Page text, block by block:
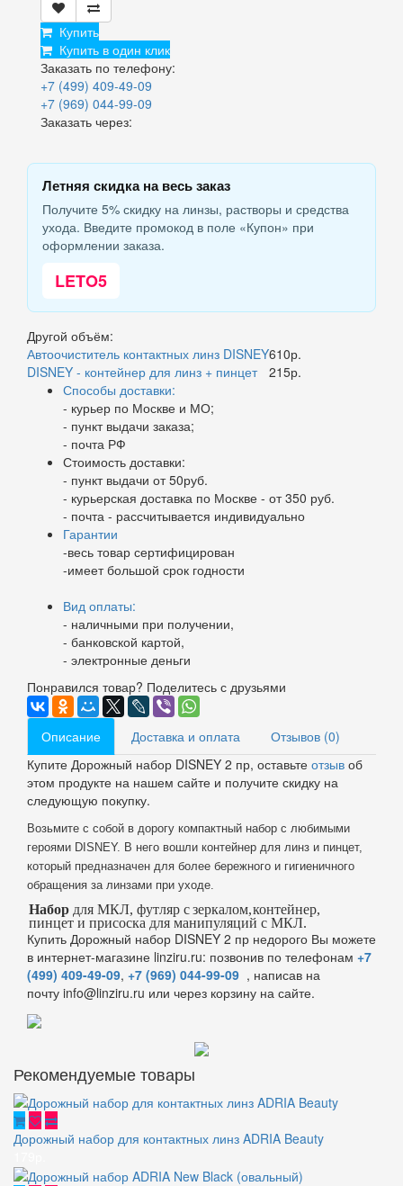
Купить
Купить в один клик
Заказать по телефону:
+7 (499) 409-49-09
+7 (969) 044-99-09
Заказать через:
Летняя скидка на весь заказ
Получите 5% скидку на линзы, растворы и средства
ухода. Введите промокод в поле «Купон» при
оформлении заказа.
LETO5
Другой объём:
Автоочиститель контактных линз DISNEY610р.
DISNEY - контейнер для линз + пинцет
215р.
Способы доставки:
- курьер по Москве и МО;
- пункт выдачи заказа;
- почта РФ
Стоимость доставки:
- пункт выдачи от 50руб.
- курьерская доставка по Москве - от 350 руб.
- почта - рассчитывается индивидуально
Гарантии
-весь товар сертифицирован
-имеет большой срок годности
Вид оплаты:
- наличными при получении,
- банковской картой,
- электронные деньги
Понравился товар? Поделитесь с друзьями
Описание Доставка и оплата
Отзывов (0)
Купите Дорожный набор DISNEY 2 пр, оставьте отзыв об
этом продукте на нашем сайте и получите скидку на
следующую покупку.
Возьмите с собой в дорогу компактный набор с любимыми
героями DISNEY. В него вошли контейнер для линз и пинцет,
который предназначен для более бережного и гигиеничного
обращения за линзами при уходе.
Набор для МКЛ, футляр с зеркалом,контейнер,
пинцет и присоска для манипуляций с МКЛ.
Купить Дорожный набор DISNEY 2 пр недорого Вы можете
в интернет-магазине linziru.ru: позвонив по телефонам +7
(499) 409-49-09, +7 (969) 044-99-09 , написав на
почту info@linziru.ru или через корзину на сайте.
Рекомендуемые товары
Дорожный набор для контактных линз ADRIA Beauty